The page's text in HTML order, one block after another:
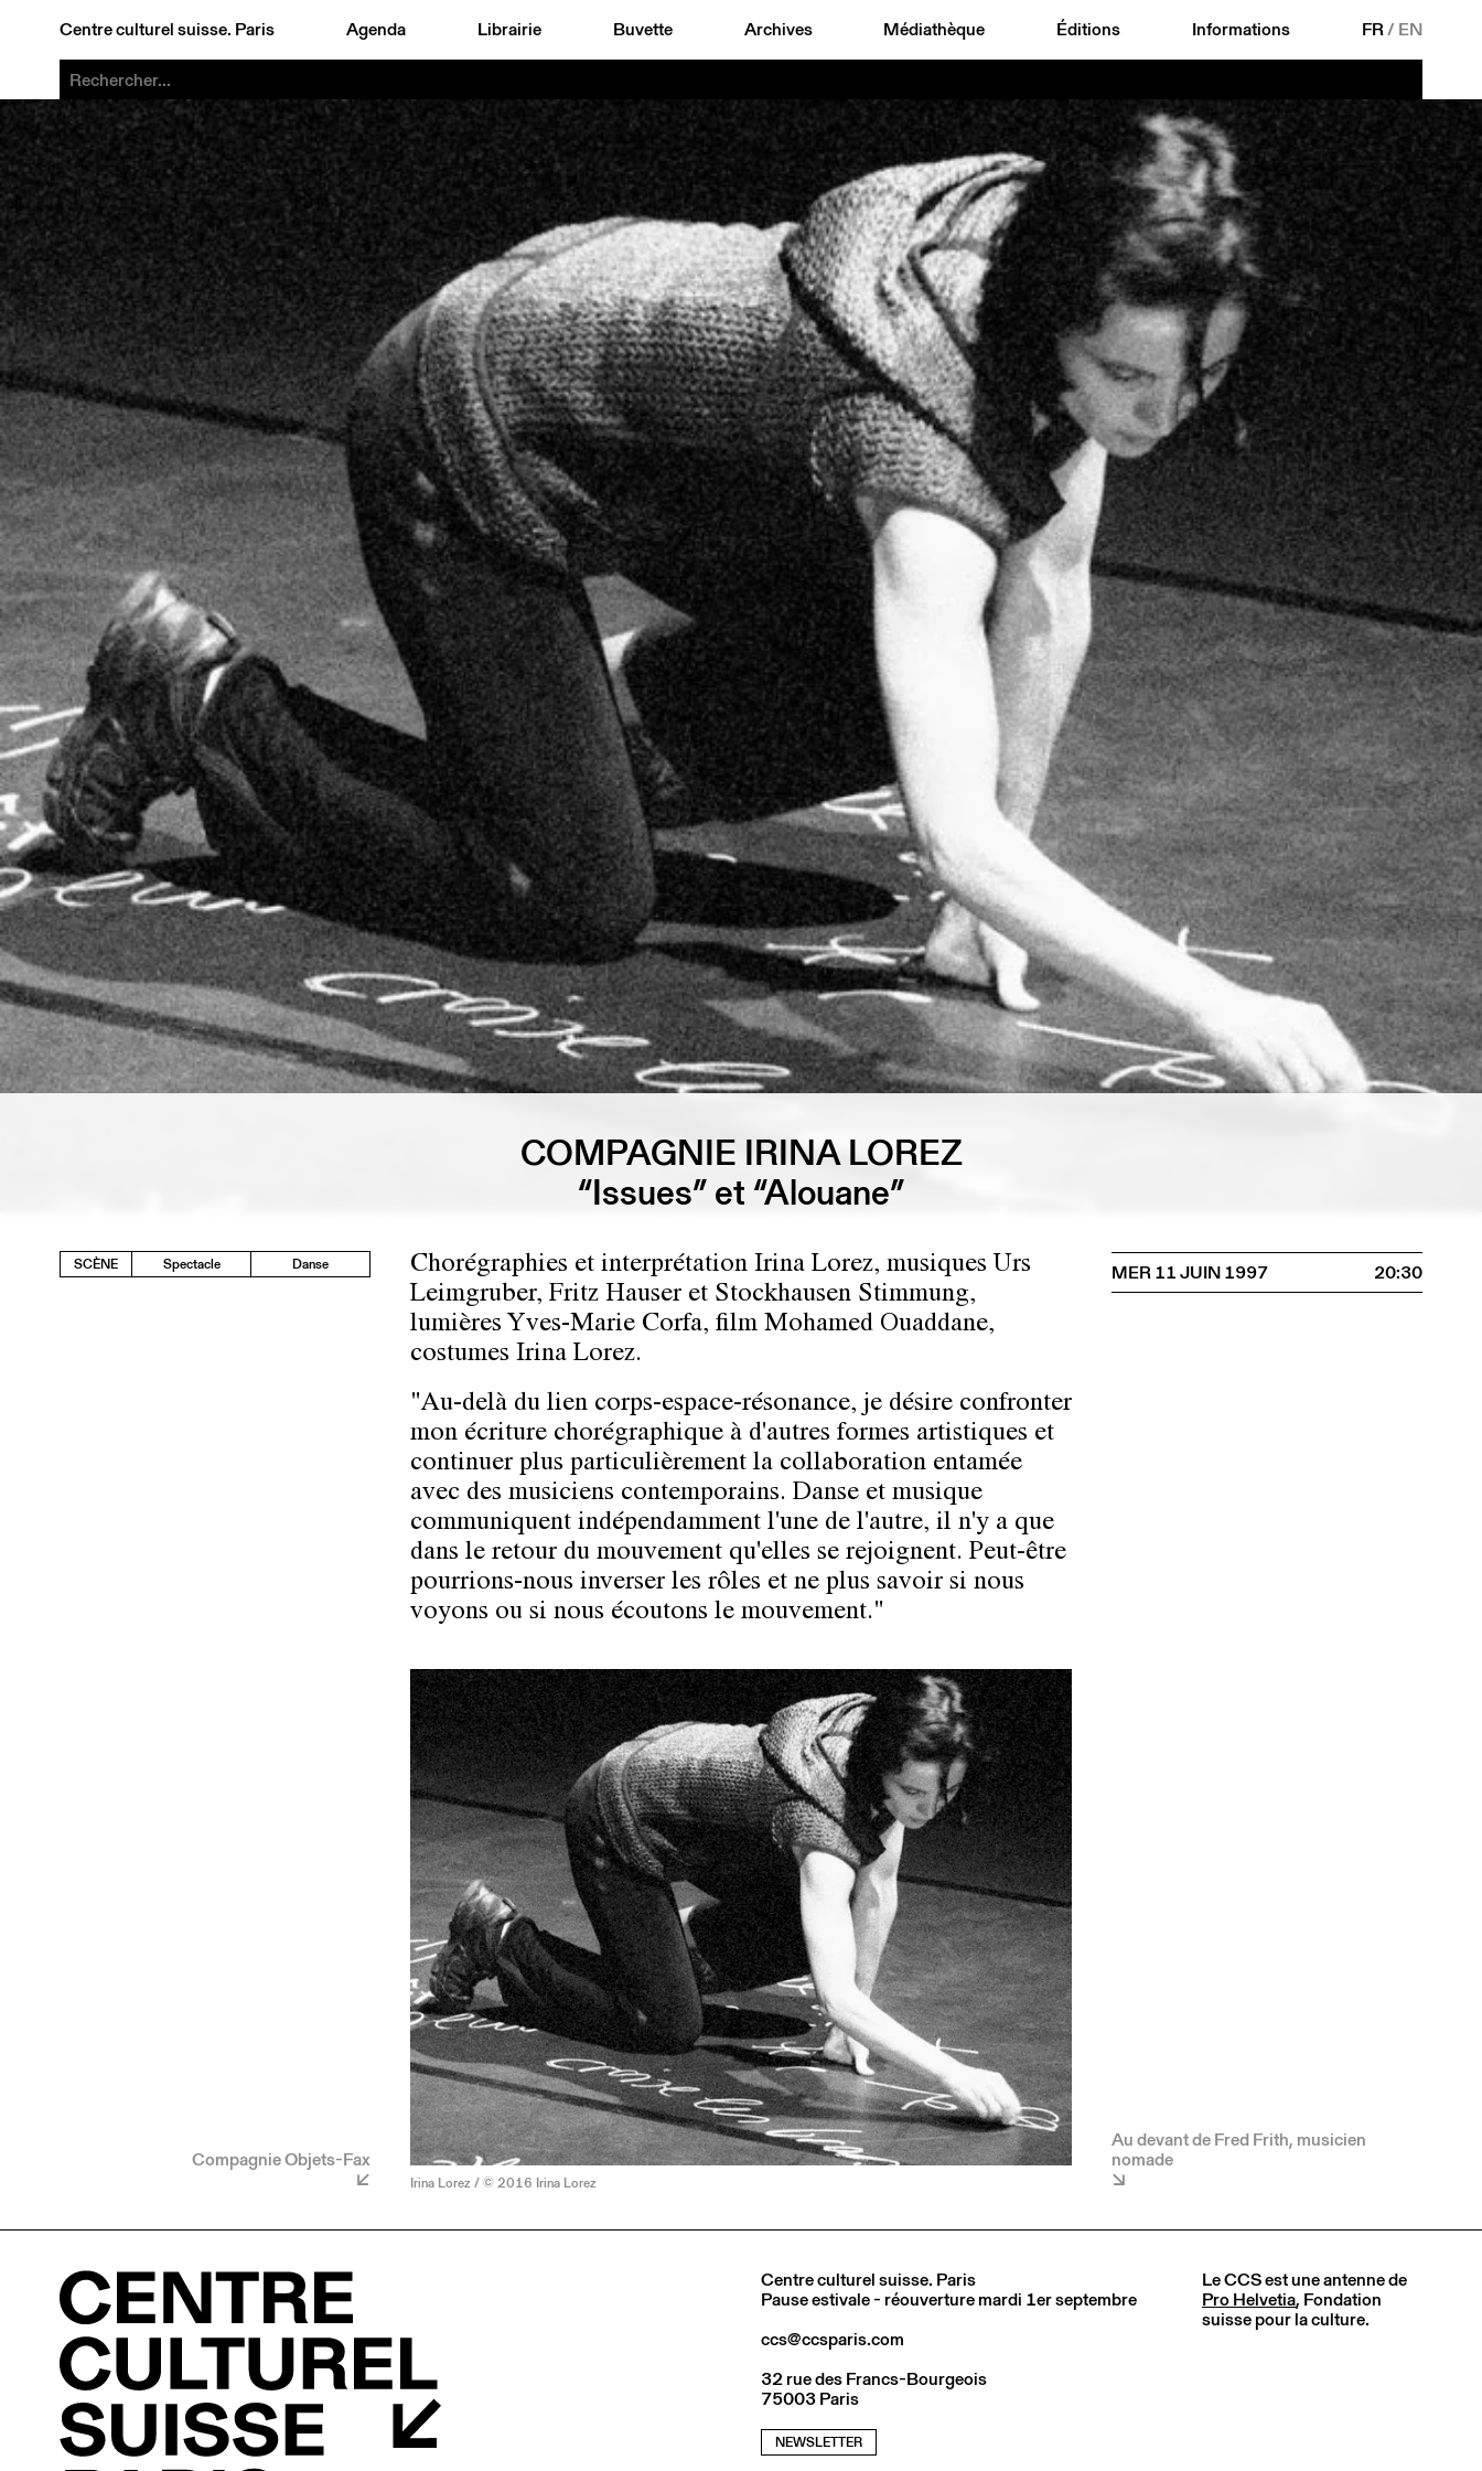
Centre culturel suisse. Paris Agenda Librairie Buvette Archives Médiathèque Éditions Informations FR/ EN
COMPAGNIE IRINA LOREZ
“Issues” et “Alouane”
SCÈNE Spectacle Danse
Compagnie Objets-Fax
Chorégraphies et interprétation Irina Lorez, musiques Urs
Leimgruber, Fritz Hauser et Stockhausen Stimmung,
lumières Yves-Marie Corfa, film Mohamed Ouaddane,
costumes Irina Lorez.
"Au-delà du lien corps-espace-résonance, je désire confronter
mon écriture chorégraphique à d'autres formes artistiques et
continuer plus particulièrement la collaboration entamée
avec des musiciens contemporains. Danse et musique
communiquent indépendamment l'une de l'autre, il n'y a que
dans le retour du mouvement qu'elles se rejoignent. Peut-être
pourrions-nous inverser les rôles et ne plus savoir si nous
voyons ou si nous écoutons le mouvement."
Irina Lorez / © 2016 Irina Lorez
MER 11 JUIN 1997 20:30
Au devant de Fred Frith, musicien
nomade
Centre culturel suisse. Paris
Pause estivale - réouverture mardi 1er septembre
ccs@ccsparis.com
32 rue des Francs-Bourgeois
75003 Paris
NEWSLETTER
Le CCS est une antenne de
Pro Helvetia, Fondation
suisse pour la culture.